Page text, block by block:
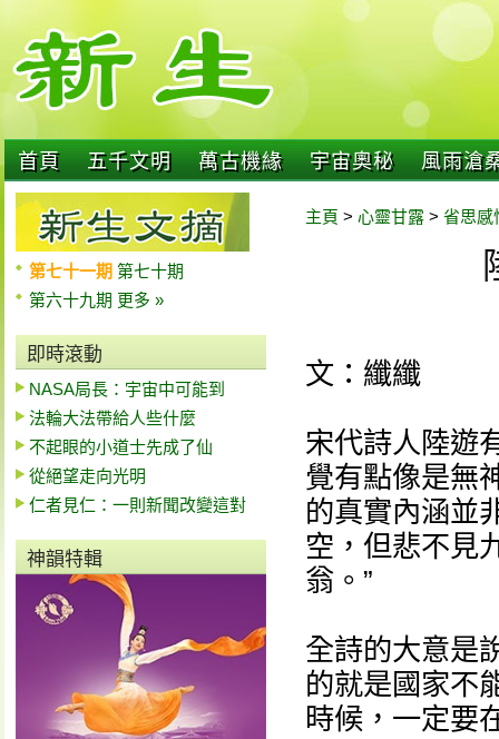
首頁 五千文明 萬古機緣 宇宙奧秘 風雨滄
第七十一期 第七十期
第六十九期 更多 »
即時滾動
NASA局長：宇宙中可能到
法輪大法帶給人些什麼
不起眼的小道士先成了仙
從絕望走向光明
仁者見仁：一則新聞改變這對
神韻特輯
主頁 > 心靈甘露 > 省思感
文：纖纖
宋代詩人陸遊
覺有點像是無
的真實內涵並
空，但悲不見
翁。”
全詩的大意是
的就是國家不
時候，一定要